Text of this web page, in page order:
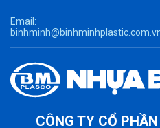
Email:
CÔNG TY CỔ